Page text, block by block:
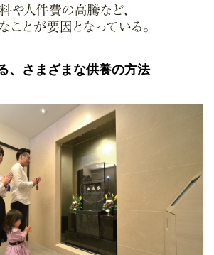
、さまざまな供養の方法